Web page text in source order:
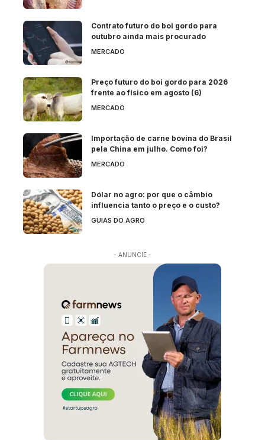
Contrato futuro do boi gordo para
outubro ainda mais procurado
MERCADO
Preço futuro do boi gordo para 2026
frente ao físico em agosto (6)
MERCADO
Importação de carne bovina do Brasil
pela China em julho. Como foi?
MERCADO
Dólar no agro: por que o câmbio
influencia tanto o preço e o custo?
GUIAS DO AGRO
- ANUNCIE -